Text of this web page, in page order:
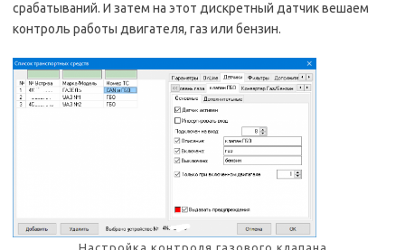
срабатываний. И затем на этот дискретный датчик вешаем
контроль работы двигателя, газ или бензин.
Настройка контроля газового клапана